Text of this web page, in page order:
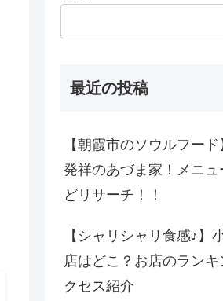
最近の投稿
【朝霞市のソウルフー
発祥のあづま家！メニ
どリサーチ！！
【シャリシャリ食感♪】
店はどこ？お店のラン
クセス紹介